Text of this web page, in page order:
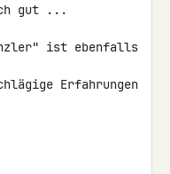
gut ...
ist ebenfalls
Erfahrungen